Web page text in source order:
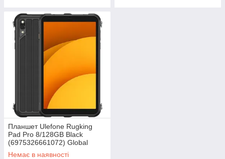
Планшет Ulefone Rugking
Pad Pro 8/128GB Black
(6975326661072) Global
version
Немає в наявності